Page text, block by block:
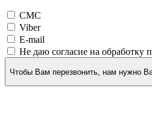
СМС
Viber
E-mail
Не даю согласие на обработку
Чтобы Вам перезвонить, нам нужно